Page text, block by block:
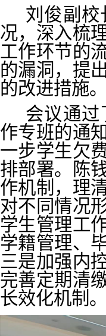
刘俊副校
况，深入梳
工作环节的
的漏洞，提
的改进措施
会议通过
作专班的通
一步学生欠
排部署。陈
作机制，理
对不同情况
学生管理工
学籍管理、
三是加强内
完善定期清
长效化机制